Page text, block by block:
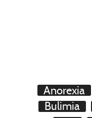
Anorexia
Bulimia